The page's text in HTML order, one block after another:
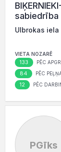
sabiedrība
Ulbrokas iela
VIETA NOZARĒ
133 PĒC
84 PĒC
12 PĒC
PGīks